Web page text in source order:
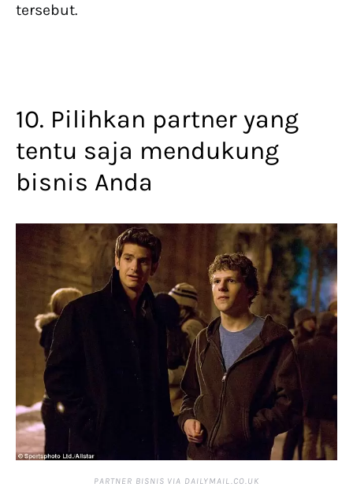
tersebut.
10. Pilihkan partner yang
tentu saja mendukung
bisnis Anda
PARTNER BISNIS VIA DAILYMAIL.CO.UK